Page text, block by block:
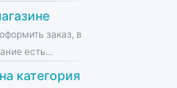
заказ, в
есть...
категория